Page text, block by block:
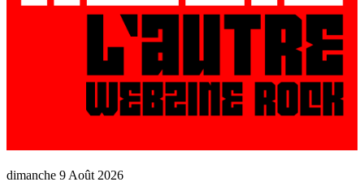
dimanche 9 Août 2026